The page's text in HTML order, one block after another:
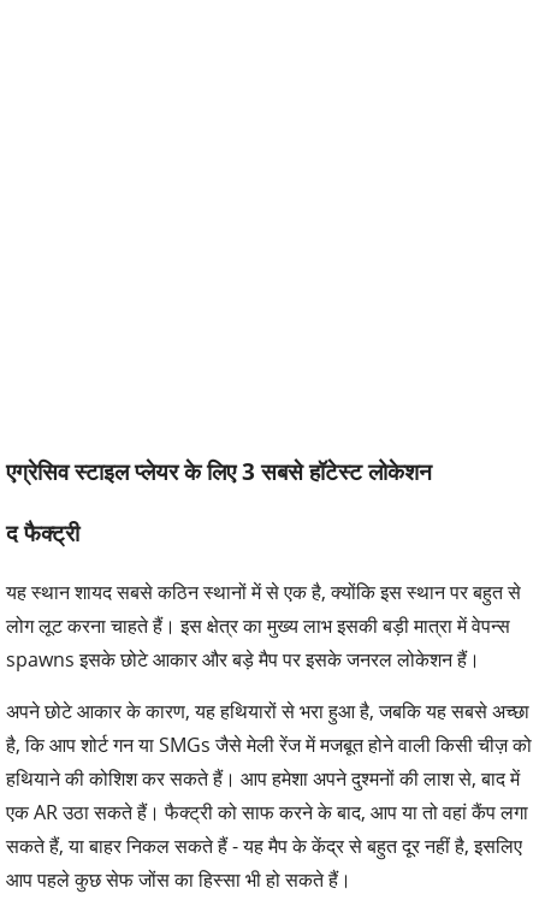
एग्रेसिव स्टाइल प्लेयर के लिए3सबसे हॉटेस्ट लोकेशन
द फैक्ट्री
यह स्थान शायद सबसे कठिन स्थानों में से एक है, क्योंकि इस स्थान पर बहुत से
लोग लूट करना चाहते हैं। इस क्षेत्र का मुख्य लाभ इसकी बड़ी मात्रा में वेपन्स
spawns इसके छोटे आकार और बड़े मैप पर इसके जनरल लोकेशन हैं।
अपने छोटे आकार के कारण, यह हथियारों से भरा हुआ है, जबकि यह सबसे अच्छा
है, कि आप शोर्ट गन या SMGs जैसे मेली रेंज में मजबूत होने वाली किसी चीज़ को
हथियाने की कोशिश कर सकते हैं। आप हमेशा अपने दुश्मनों की लाश से, बाद में
एक AR उठा सकते हैं। फैक्ट्री को साफ करने के बाद, आप या तो वहां कैंप लगा
सकते हैं, या बाहर निकल सकते हैं - यह मैप के केंद्र से बहुत दूर नहीं है, इसलिए
आप पहले कुछ सेफ जोंस का हिस्सा भी हो सकते हैं।